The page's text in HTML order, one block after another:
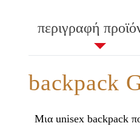
περιγραφή
backpack
Μια unisex backpack